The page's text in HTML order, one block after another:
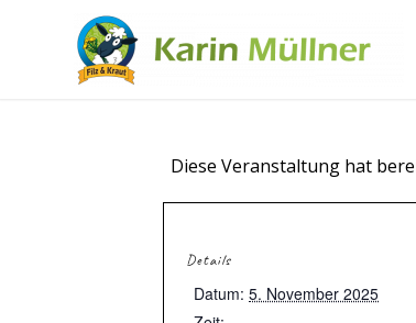
Diese Veranstaltung hat
Details
Datum: 5. November 2025